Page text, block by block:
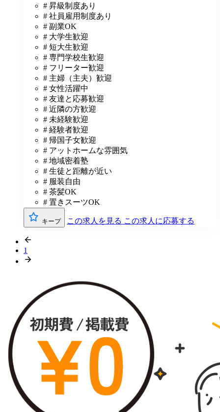
# 昇級制度あり
# 社員雇用制度あり
# 副業OK
# 大学生歓迎
# 短大生歓迎
# 専門学校生歓迎
# フリーター歓迎
# 主婦（主夫）歓迎
# 女性活躍中
# 友達と応募歓迎
# 近隣の方歓迎
# 未経験歓迎
# 経験者歓迎
# 帰国子女歓迎
# アットホームな雰囲気
# 地域密着塾
# 生徒と距離が近い
# 服装自由
# 茶髪OK
# 置きスーツOK
キープ この求人を見る この求人に応募する
1